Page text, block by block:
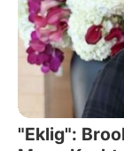
"Eklig":